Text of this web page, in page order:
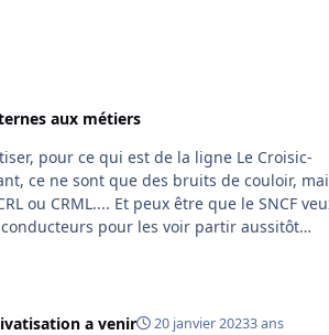
aux métiers
pour ce qui est de la ligne Le Croisic-
que le SNCF veux
pour les voir partir aussitôt
que l'entreprise concurrente peux le
a venir 20 janvier 20233 ans